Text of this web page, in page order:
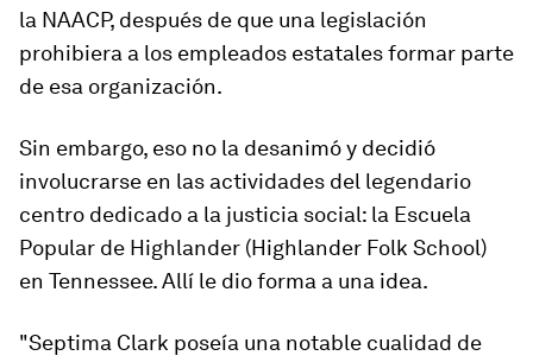
la NAACP, después de que una legislación
prohibiera a los empleados estatales formar parte
de esa organización.
Sin embargo, eso no la desanimó y decidió
involucrarse en las actividades del legendario
centro dedicado a la justicia social: la Escuela
Popular de Highlander (Highlander Folk School)
en Tennessee. Allí le dio forma a una idea.
"Septima Clark poseía una notable cualidad de